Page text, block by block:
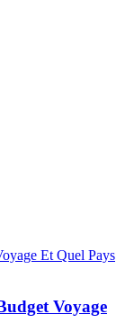
Voyage